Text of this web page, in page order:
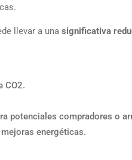
llevar a unasignificativa
CO2.
potenciales compradores o
energéticas.